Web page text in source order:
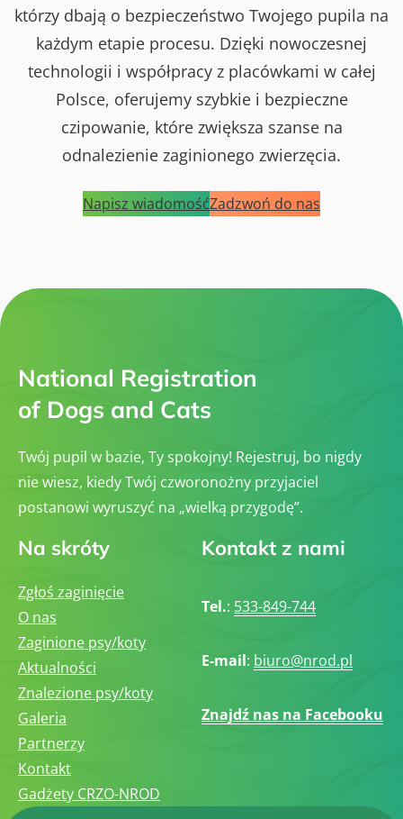
którzy dbają o bezpieczeństwo Twojego pupila na
każdym etapie procesu. Dzięki nowoczesnej
technologii i współpracy z placówkami w całej
Polsce, oferujemy szybkie i bezpieczne
czipowanie, które zwiększa szanse na
odnalezienie zaginionego zwierzęcia.
Napisz wiadomośćZadzwoń do nas
National Registration
of Dogs and Cats
Twój pupil w bazie, Ty spokojny! Rejestruj, bo nigdy
nie wiesz, kiedy Twój czworonożny przyjaciel
postanowi wyruszyć na „wielką przygodę”.
Na skróty
Zgłoś zaginięcie
O nas
Zaginione psy/koty
Aktualności
Znalezione psy/koty
Galeria
Partnerzy
Kontakt
Gadżety CRZO-NROD
Kontakt z nami
Tel.: 533-849-744
E-mail: biuro@nrod.pl
Znajdź nas na Facebooku